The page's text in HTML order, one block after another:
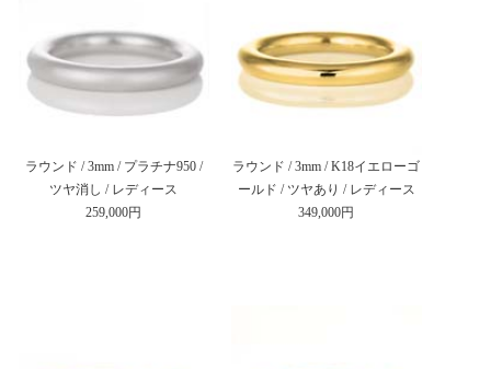
ラウンド / 3mm / プラチナ950 /
ツヤ消し / レディース
259,000円
ラウンド / 3mm / K18イエローゴ
ールド / ツヤあり / レディース
349,000円